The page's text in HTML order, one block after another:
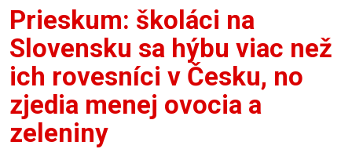
Prieskum: školáci na
Slovensku sa hýbu viac než
ich rovesníci v Česku, no
zjedia menej ovocia a
zeleniny